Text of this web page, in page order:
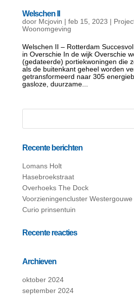
Welschen II
door Mcjovin | feb 15, 2023 |
Woonomgeving
Welschen II – Rotterdam
in Overschie In de wijk Overschie
(gedateerde) portiekwoningen die
als de buitenkant geheel worden
getransformeerd naar 305
gasloze, duurzame...
Recente berichten
Lomans Holt
Hasebroekstraat
Overhoeks The Dock
Voorzieningencluster Westergouwe
Curio prinsentuin
Recente reacties
Archieven
oktober 2024
september 2024